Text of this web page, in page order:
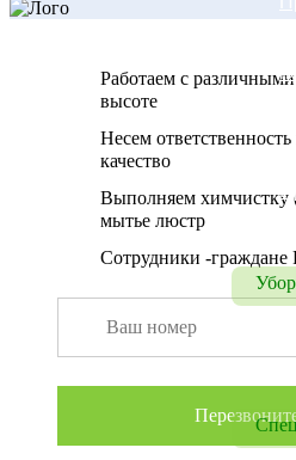
Работаем с
высоте
Несем
качество
Выполняем химчистку
мытье люстр
Сотрудники -